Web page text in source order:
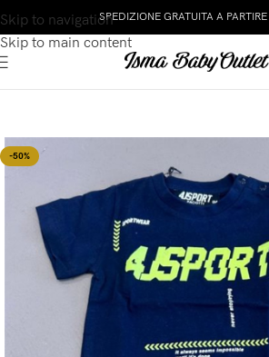
Skip to navigation
Skip to main content
SPEDIZIONE GRATUITA A
-50%